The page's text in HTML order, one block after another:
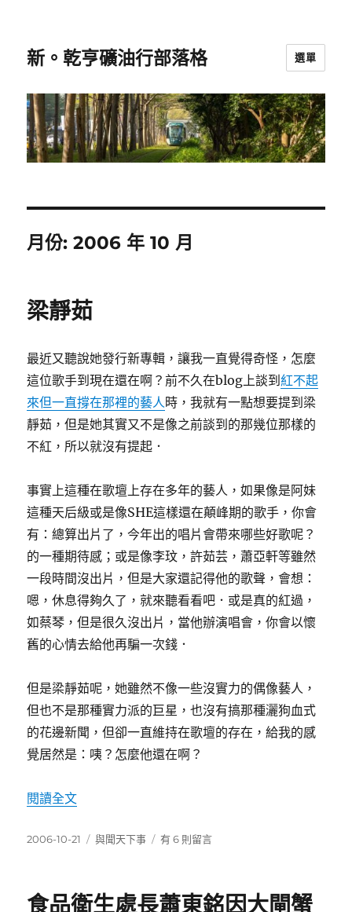
新。乾亨礦油行部落格 選單
月份:2006 年 10 月
梁靜茹
最近又聽說她發行新專輯，讓我一直覺得奇怪，怎麼
這位歌手到現在還在啊？前不久在blog上談到紅不起
來但一直撐在那裡的藝人時，我就有一點想要提到梁
靜茹，但是她其實又不是像之前談到的那幾位那樣的
不紅，所以就沒有提起．
事實上這種在歌壇上存在多年的藝人，如果像是阿妹
這種天后級或是像SHE這樣還在顛峰期的歌手，你會
有：總算出片了，今年出的唱片會帶來哪些好歌呢？
的一種期待感；或是像李玟，許茹芸，蕭亞軒等雖然
一段時間沒出片，但是大家還記得他的歌聲，會想：
嗯，休息得夠久了，就來聽看看吧．或是真的紅過，
如蔡琴，但是很久沒出片，當他辦演唱會，你會以懷
舊的心情去給他再騙一次錢．
但是梁靜茹呢，她雖然不像一些沒實力的偶像藝人，
但也不是那種實力派的巨星，也沒有搞那種灑狗血式
的花邊新聞，但卻一直維持在歌壇的存在，給我的感
覺居然是：咦？怎麼他還在啊？
閱讀全文〈梁靜茹〉
發
2006-10-21
分
與聞天下事
在
中
有 6 則留言
食品衛生處長蕭東銘因大閘蟹